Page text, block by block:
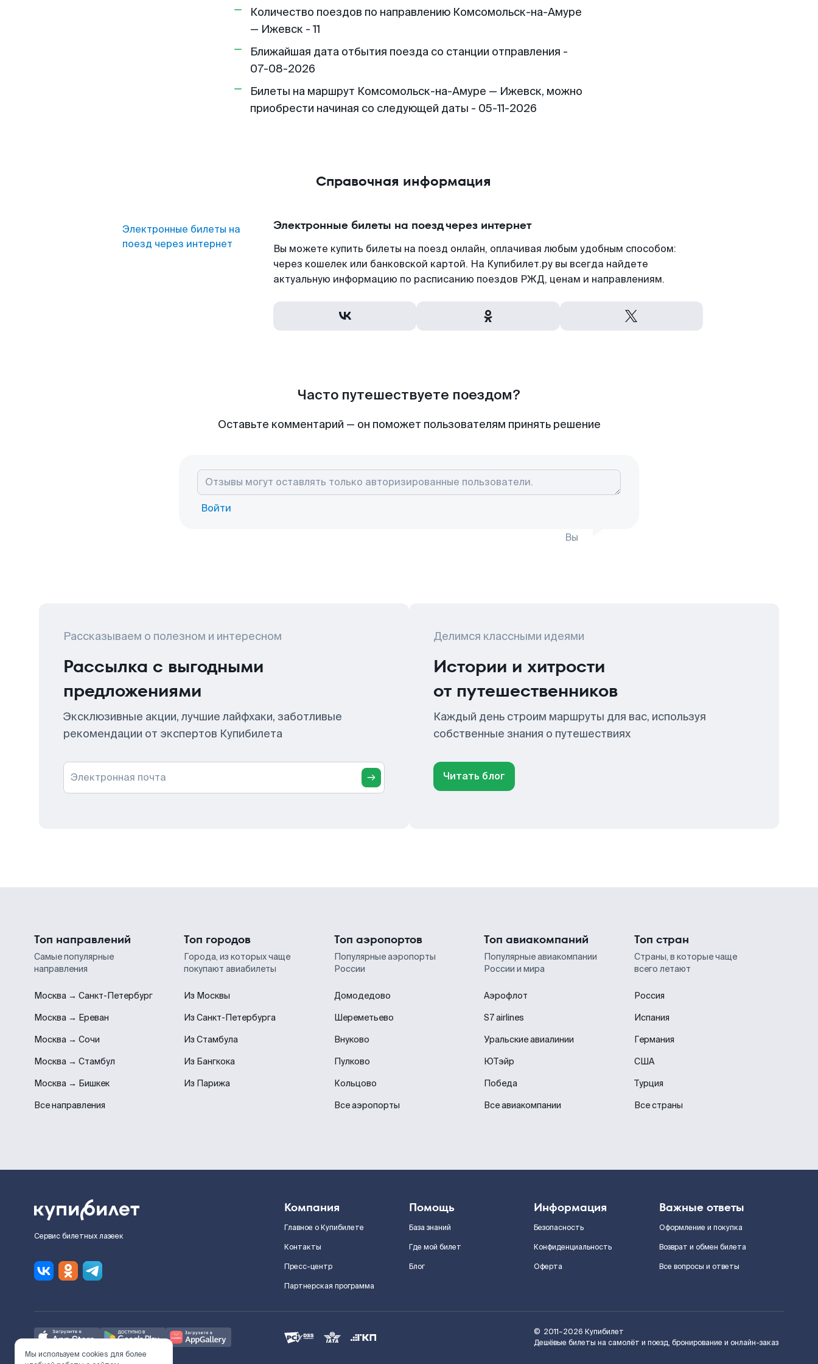
Количество поездов по направлению Комсомольск-на-Амуре
— Ижевск - 11
Ближайшая дата отбытия поезда со станции отправления -
07-08-2026
Билеты на маршрут Комсомольск-на-Амуре — Ижевск, можно
приобрести начиная со следующей даты - 05-11-2026
Справочная информация
Электронные билеты на
поезд через интернет
Электронные билеты на поезд через интернет
Вы можете купить билеты на поезд онлайн, оплачивая любым удобным способом:
через кошелек или банковской картой. На Купибилет.ру вы всегда найдете
актуальную информацию по расписанию поездов РЖД, ценам и направлениям.
Часто путешествуете поездом?
Оставьте комментарий — он поможет пользователям принять решение
Войти
Вы
Рассказываем о полезном и интересном
Рассылка с выгодными
предложениями
Эксклюзивные акции, лучшие лайфхаки, заботливые
рекомендации от экспертов Купибилета
Электронная почта
Делимся классными идеями
Истории и хитрости
от путешественников
Каждый день строим маршруты для вас, используя
собственные знания о путешествиях
Читать блог
Топ направлений
Самые популярные
направления
Москва → Санкт-Петербург
Москва → Ереван
Москва → Сочи
Москва → Стамбул
Москва → Бишкек
Все направления
Топ городов
Города, из которых чаще
покупают авиабилеты
Из Москвы
Из Санкт-Петербурга
Из Стамбула
Из Бангкока
Из Парижа
Топ аэропортов
Популярные аэропорты
России
Домодедово
Шереметьево
Внуково
Пулково
Кольцово
Все аэропорты
Топ авиакомпаний
Популярные авиакомпании
России и мира
Аэрофлот
S7 airlines
Уральские авиалинии
ЮТэйр
Победа
Все авиакомпании
Топ стран
Страны, в которые чаще
всего летают
Россия
Испания
Германия
США
Турция
Все страны
Сервис билетных лазеек
Компания
Главное о Купибилете
Контакты
Пресс-центр
Партнерская программа
Помощь
База знаний
Где мой билет
Блог
Информация
Безопасность
Конфиденциальность
Оферта
Важные ответы
Оформление и покупка
Возврат и обмен билета
Все вопросы и ответы
© 2011–2026 Купибилет
Дешёвые билеты на самолёт и поезд, бронирование и онлайн-заказ
Мы используем cookies для более